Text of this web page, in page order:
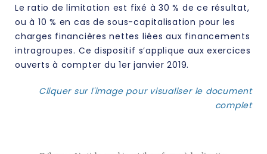
Le ratio de limitation est fixé à 30 % de ce résultat,
ou à 10 % en cas de sous-capitalisation pour les
charges financières nettes liées aux financements
intragroupes. Ce dispositif s’applique aux exercices
ouverts à compter du 1er janvier 2019.
Cliquer sur l'image pour visualiser le document
complet